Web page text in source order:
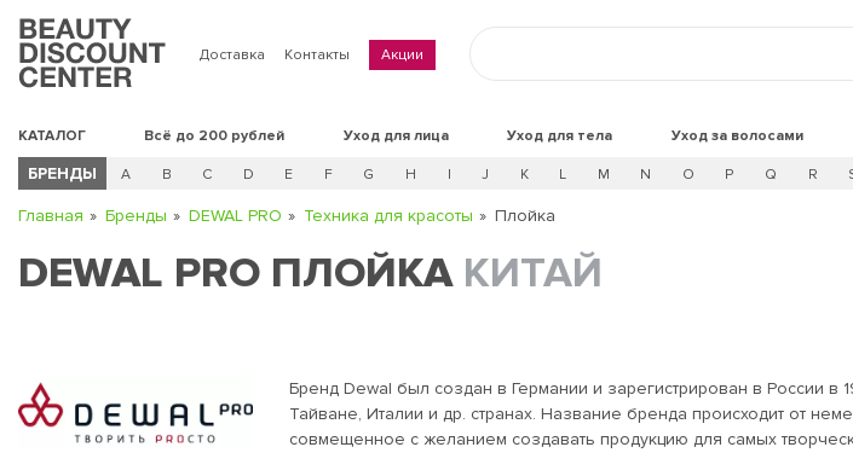
Доставка Контакты Акции
КАТАЛОГ Всё до 200 рублей Уход для лица Уход для тела Уход за волосами
БРЕНДЫ A B C D E F G H I J K L M N O P Q R
Главная Бренды DEWAL PRO Техника для красоты Плойка
DEWAL PRO ПЛОЙКА КИТАЙ
Бренд Dewal был создан в Германии и зарегистрирован в России в
Тайване, Италии и др. странах. Название бренда происходит от немецкого Der Deutsche Wal - немецкий кит. Немецкое качество и внимание к деталям,
совмещенное с желанием создавать продукцию для самых